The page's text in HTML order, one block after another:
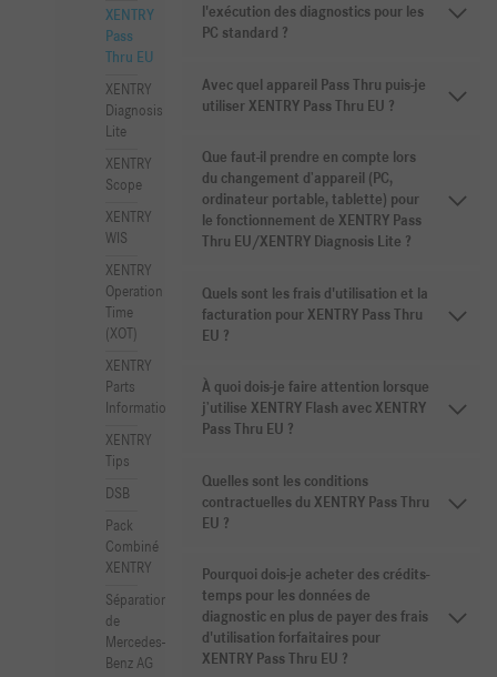
XENTRY
Pass
Thru EU
XENTRY
Diagnosis
Lite
XENTRY
Scope
XENTRY
WIS
XENTRY
Operation
Time
(XOT)
XENTRY
Parts
Information
XENTRY
Tips
DSB
Pack
Combiné
XENTRY
Séparation
de
Mercedes-
Benz AG
l'exécution des diagnostics pour les
PC standard ?
Avec quel appareil Pass Thru puis-je
utiliser XENTRY Pass Thru EU ?
Que faut-il prendre en compte lors
du changement d’appareil (PC,
ordinateur portable, tablette) pour
le fonctionnement de XENTRY Pass
Thru EU/XENTRY Diagnosis Lite ?
Quels sont les frais d'utilisation et la
facturation pour XENTRY Pass Thru
EU ?
À quoi dois-je faire attention lorsque
j’utilise XENTRY Flash avec XENTRY
Pass Thru EU ?
Quelles sont les conditions
contractuelles du XENTRY Pass Thru
EU ?
Pourquoi dois-je acheter des crédits-
temps pour les données de
diagnostic en plus de payer des frais
d'utilisation forfaitaires pour
XENTRY Pass Thru EU ?